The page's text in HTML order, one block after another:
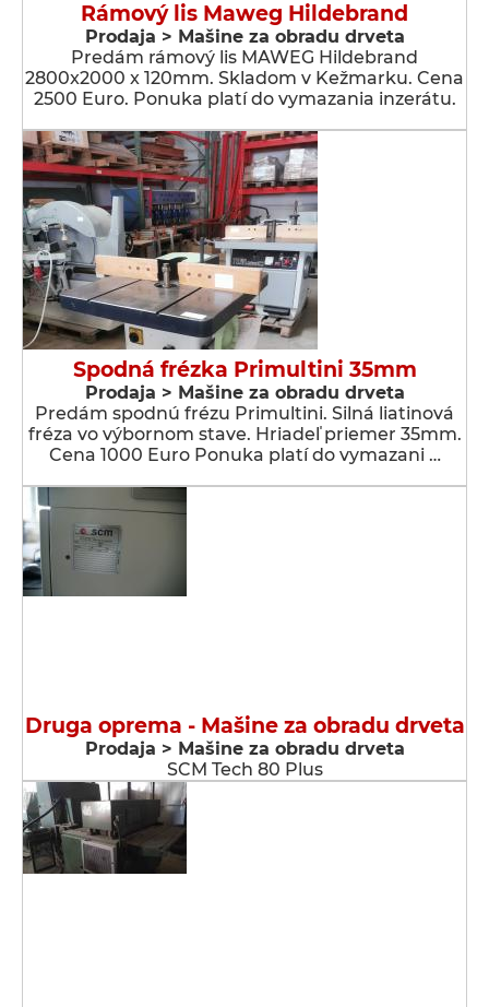
Rámový lis Maweg Hildebrand
Prodaja > Мašine za obradu drveta
Predám rámový lis MAWEG Hildebrand
2800x2000 x 120mm. Skladom v Kežmarku. Cena
2500 Euro. Ponuka platí do vymazania inzerátu.
Spodná frézka Primultini 35mm
Prodaja > Мašine za obradu drveta
Predám spodnú frézu Primultini. Silná liatinová
fréza vo výbornom stave. Hriadeľ priemer 35mm.
Cena 1000 Euro Ponuka platí do vymazani …
Druga oprema - Мašine za obradu drveta
Prodaja > Мašine za obradu drveta
SCM Tech 80 Plus